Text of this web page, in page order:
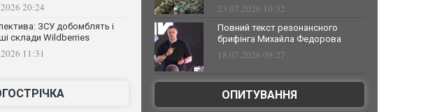
20:24
ЗСУ добомблять і
склади Wildberries
11:31
23.07.2026 10:32
Повний текст резонансного
брифінга Михайла Федорова
18.07.2026 09:27
ОПИТУВАННЯ